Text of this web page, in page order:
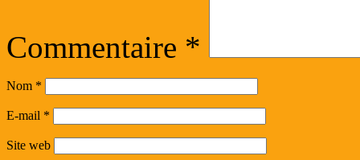
Commentaire *
Nom *
E-mail *
Site web